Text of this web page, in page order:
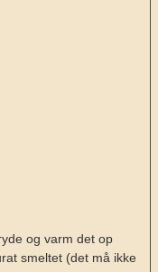
og varm det op
smeltet (det må ikke